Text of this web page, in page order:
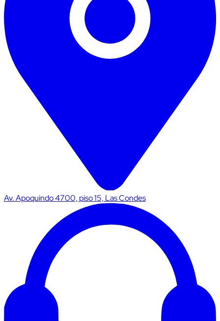
Av. Apoquindo 4700, piso 15, Las Condes